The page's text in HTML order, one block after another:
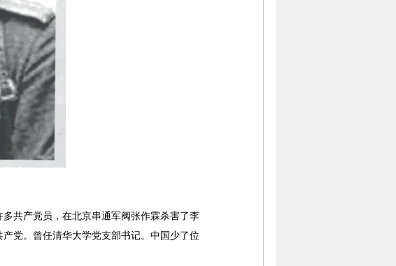
共产党员，在北京串通军阀张作霖杀害了李
党。曾任清华大学党支部书记。中国少了位